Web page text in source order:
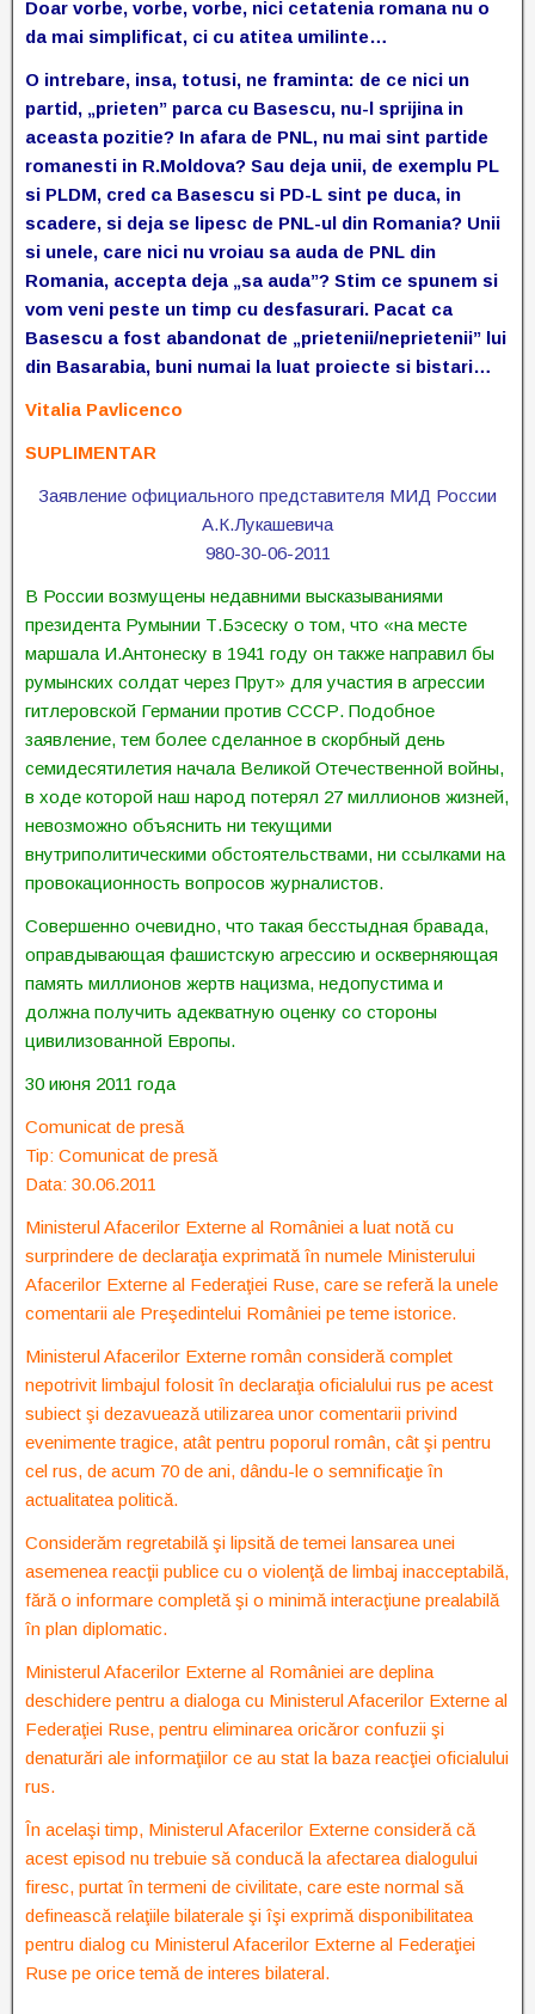
Doar vorbe, vorbe, vorbe, nici cetatenia romana nu o
da mai simplificat, ci cu atitea umilinte…
O intrebare, insa, totusi, ne framinta: de ce nici un
partid, „prieten” parca cu Basescu, nu-l sprijina in
aceasta pozitie? In afara de PNL, nu mai sint partide
romanesti in R.Moldova? Sau deja unii, de exemplu PL
si PLDM, cred ca Basescu si PD-L sint pe duca, in
scadere, si deja se lipesc de PNL-ul din Romania? Unii
si unele, care nici nu vroiau sa auda de PNL din
Romania, accepta deja „sa auda”? Stim ce spunem si
vom veni peste un timp cu desfasurari. Pacat ca
Basescu a fost abandonat de „prietenii/neprietenii” lui
din Basarabia, buni numai la luat proiecte si bistari…
Vitalia Pavlicenco
SUPLIMENTAR
Заявление официального представителя МИД России
А.К.Лукашевича
980-30-06-2011
В России возмущены недавними высказываниями
президента Румынии Т.Бэсеску о том, что «на месте
маршала И.Антонеску в 1941 году он также направил бы
румынских солдат через Прут» для участия в агрессии
гитлеровской Германии против СССР. Подобное
заявление, тем более сделанное в скорбный день
семидесятилетия начала Великой Отечественной войны,
в ходе которой наш народ потерял 27 миллионов жизней,
невозможно объяснить ни текущими
внутриполитическими обстоятельствами, ни ссылками на
провокационность вопросов журналистов.
Совершенно очевидно, что такая бесстыдная бравада,
оправдывающая фашистскую агрессию и оскверняющая
память миллионов жертв нацизма, недопустима и
должна получить адекватную оценку со стороны
цивилизованной Европы.
30 июня 2011 года
Comunicat de presă
Tip: Comunicat de presă
Data: 30.06.2011
Ministerul Afacerilor Externe al României a luat notă cu
surprindere de declaraţia exprimată în numele Ministerului
Afacerilor Externe al Federaţiei Ruse, care se referă la unele
comentarii ale Preşedintelui României pe teme istorice.
Ministerul Afacerilor Externe român consideră complet
nepotrivit limbajul folosit în declaraţia oficialului rus pe acest
subiect şi dezavuează utilizarea unor comentarii privind
evenimente tragice, atât pentru poporul român, cât şi pentru
cel rus, de acum 70 de ani, dându-le o semnificaţie în
actualitatea politică.
Considerăm regretabilă şi lipsită de temei lansarea unei
asemenea reacţii publice cu o violenţă de limbaj inacceptabilă,
fără o informare completă şi o minimă interacţiune prealabilă
în plan diplomatic.
Ministerul Afacerilor Externe al României are deplina
deschidere pentru a dialoga cu Ministerul Afacerilor Externe al
Federaţiei Ruse, pentru eliminarea oricăror confuzii şi
denaturări ale informaţiilor ce au stat la baza reacţiei oficialului
rus.
În acelaşi timp, Ministerul Afacerilor Externe consideră că
acest episod nu trebuie să conducă la afectarea dialogului
firesc, purtat în termeni de civilitate, care este normal să
definească relaţiile bilaterale şi îşi exprimă disponibilitatea
pentru dialog cu Ministerul Afacerilor Externe al Federaţiei
Ruse pe orice temă de interes bilateral.